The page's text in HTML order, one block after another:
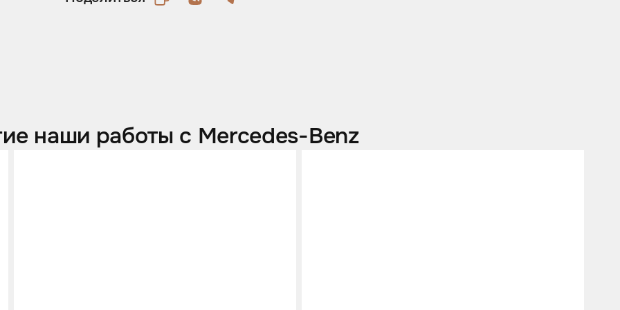
наши работы с Mercedes-Benz